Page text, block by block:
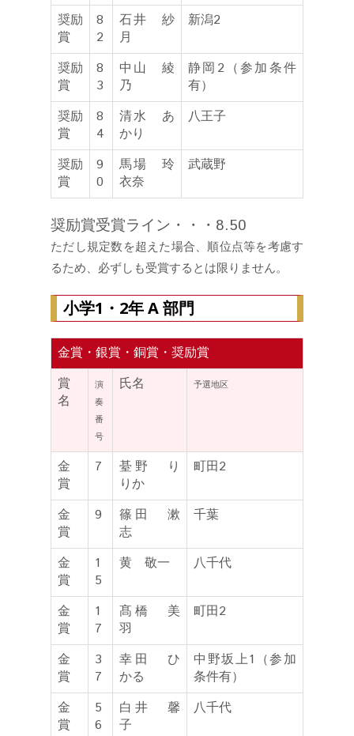
奨励
賞
8
2
石井 紗
月
新潟2
奨励
賞
8
3
中山 綾
乃
静岡2（参加条件
有）
奨励
賞
8
4
清水 あ
かり
八王子
奨励
賞
9
0
馬場 玲
衣奈
武蔵野
奨励賞受賞ライン・・・8.50
ただし規定数を超えた場合、順位点等を考慮す
るため、必ずしも受賞するとは限りません。
小学1・2年 A 部門
金賞・銀賞・銅賞・奨励賞
賞
名
演
奏
番
号
氏名 予選地区
金
賞
7
䑓野 り
りか
町田2
金
賞
9
篠田 漱
志
千葉
金
賞
1
5
黄 敬一 八千代
金
賞
1
7
髙橋 美
羽
町田2
金
賞
3
7
幸田 ひ
かる
中野坂上1（参加
条件有）
金
賞
5
6
白井 馨
子
八千代